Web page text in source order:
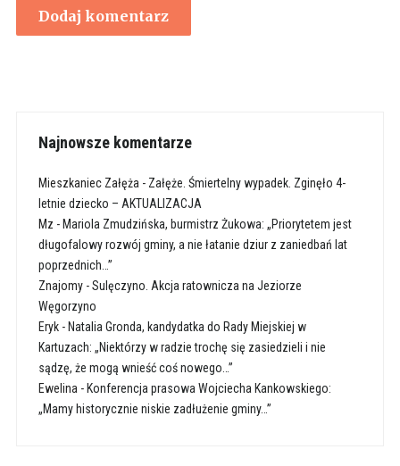
Najnowsze komentarze
Mieszkaniec Załęża - Załęże. Śmiertelny wypadek. Zginęło 4-
letnie dziecko – AKTUALIZACJA
Mz - Mariola Zmudzińska, burmistrz Żukowa: „Priorytetem jest
długofalowy rozwój gminy, a nie łatanie dziur z zaniedbań lat
poprzednich…”
Znajomy-Sulęczyno. Akcja ratownicza na Jeziorze
Węgorzyno
Eryk- Natalia Gronda, kandydatka do Rady Miejskiej w
Kartuzach: „Niektórzy w radzie trochę się zasiedzieli i nie
sądzę, że mogą wnieść coś nowego…”
Ewelina - Konferencja prasowa Wojciecha Kankowskiego:
„Mamy historycznie niskie zadłużenie gminy…”